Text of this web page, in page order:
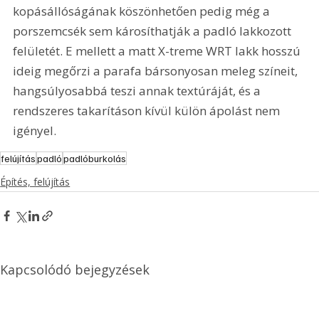
kopásállóságának köszönhetően pedig még a
porszemcsék sem károsíthatják a padló lakkozott
felületét. E mellett a matt X-treme WRT lakk hosszú
ideig megőrzi a parafa bársonyosan meleg színeit,
hangsúlyosabbá teszi annak textúráját, és a
rendszeres takarításon kívül külön ápolást nem
igényel.
felújításpadlópadlóburkolás
Építés, felújítás
Kapcsolódó bejegyzések